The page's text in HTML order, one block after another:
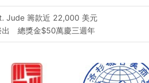
Jude 籌款近 22,000 美元
出 總獎金$50萬慶三週年